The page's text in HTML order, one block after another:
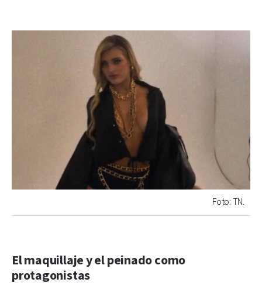
Foto: TN.
El maquillaje y el peinado como
protagonistas